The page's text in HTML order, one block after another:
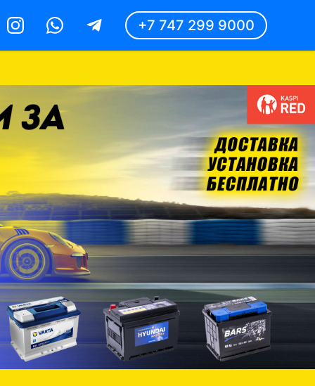
InstagramWhatsappTelegram +7 747 299 9000